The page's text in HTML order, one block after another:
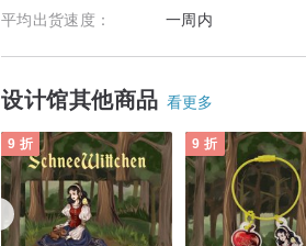
平均出货速度：
一周内
设计馆其他商品 看更多
9 折 9 折